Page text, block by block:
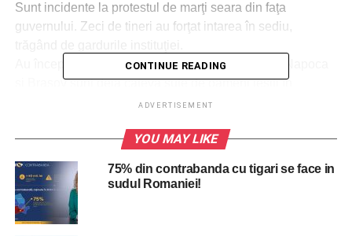
Sunt incidente la protestul de marţi seara din faţa
guvernului. Zeci de tineri au forţat intarea în sediu,
Au început proteste şi în ţară. La Timişoara, Cluj-Napoca
şi Braşov sunt deja câteva sute de oameni ieşiţi în
din Piața Victoriei, acolo unde peste 3.000 de oameni
protestează la această oră, (n.r. marți, 23:50). Conform
unor informații, mai multe mașini cu scutieri și jandarmi
echipați pentru lupte de stradă vor ajunge în fața
guvernului.
CONTINUE READING
ADVERTISEMENT
YOU MAY LIKE
75% din contrabanda cu tigari se face in
sudul Romaniei!